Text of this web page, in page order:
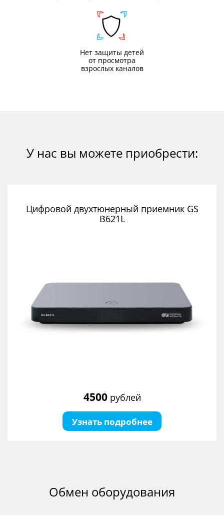
Нет защиты детей
от просмотра
взрослых каналов
У нас вы можете приобрести:
Цифровой двухтюнерный приемник GS
B621L
4500рублей
Узнать подробнее
Обмен оборудования